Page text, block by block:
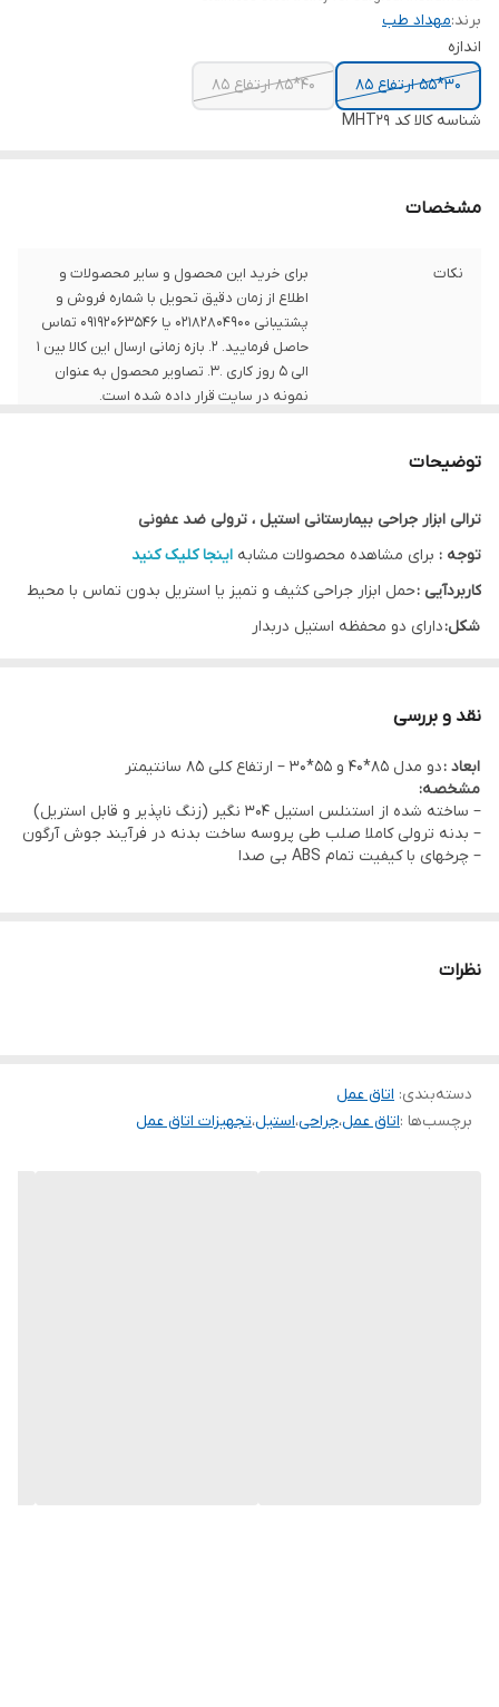
برند:مهداد طب
اندازه
30*55 ارتفاع 85
40*85 ارتفاع 85
شناسه کالاکد MHT29
مشخصات
نکات
برای خرید این محصول و سایر محصولات و
اطلاع از زمان دقیق تحویل با شماره فروش و
پشتیبانی 02182804900 یا 09192063546 تماس
حاصل فرمایید. 2. بازه زمانی ارسال این کالا بین 1
الی 5 روز کاری .3. تصاویر محصول به عنوان
نمونه در سایت قرار داده شده است.
توضیحات
ترالی ابزار جراحی بیمارستانی استیل ، ترولی ضد عفونی
توجه : برای مشاهده محصولات مشابه اینجا کلیک کنید
کاربردآیی :حمل ابزار جراحی کثیف و تمیز یا استریل بدون تماس با محیط
شکل:دارای دو محفظه استیل دربدار
نقد و بررسی
ابعاد :دو مدل 85*40 و 55*30 – ارتفاع کلی 85 سانتیمتر
مشخصه:
– ساخته شده از استنلس استیل 304 نگیر (زنگ ناپذیر و قابل استریل)
– بدنه ترولی کاملا صلب طی پروسه ساخت بدنه در فرآیند جوش آرگون
– چرخهای با کیفیت تمام ABS بی صدا
نظرات
دسته‌بندی: اتاق عمل
برچسب‌ها :اتاق عمل،جراحی،استیل،تجهیزات اتاق عمل